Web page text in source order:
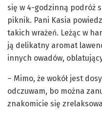
się w 4-godzinną podróż
piknik. Pani Kasia
takich wrażeń. Leżąc w
ją delikatny aromat
innych owadów,
– Mimo, że wokół jest
odczuwam, bo można
znakomicie się